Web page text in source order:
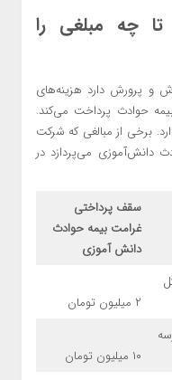
چه مبلغی را
و پرورش دارد هزینه‌های
حوادث پرداخت می‌کند.
برخی از مبالغی که شرکت
دانش‌آموزی می‌پردازد در
سقف پرداختی
غرامت بیمه حوادث
دانش آموزی
کل
۲ میلیون تومان
۱۰ میلیون تومان